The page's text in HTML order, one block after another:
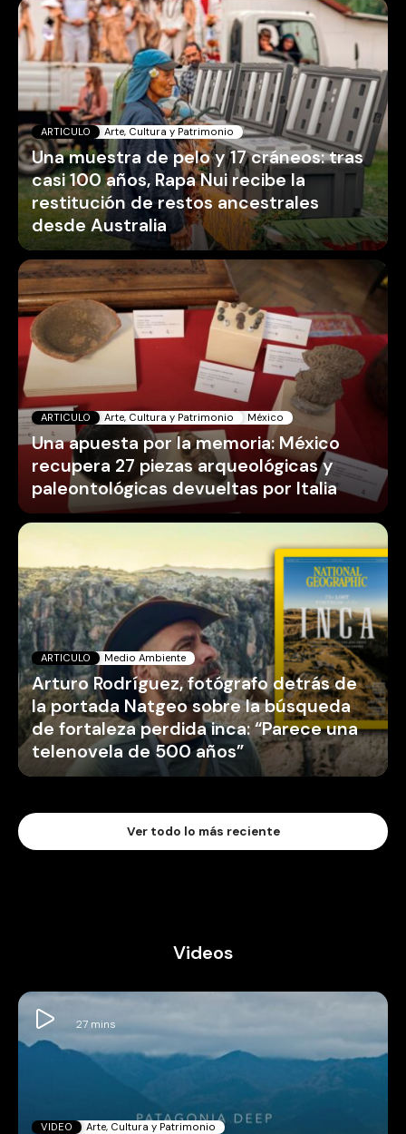
ARTICULO Arte, Cultura y Patrimonio
Una muestra de pelo y 17 cráneos: tras
casi 100 años, Rapa Nui recibe la
restitución de restos ancestrales
desde Australia
ARTICULO Arte, Cultura y Patrimonio México
Una apuesta por la memoria: México
recupera 27 piezas arqueológicas y
paleontológicas devueltas por Italia
ARTICULO Medio Ambiente
Arturo Rodríguez, fotógrafo detrás de
la portada Natgeo sobre la búsqueda
de fortaleza perdida inca: “Parece una
telenovela de 500 años”
Ver todo lo más reciente
Videos
VIDEO Arte, Cultura y Patrimonio